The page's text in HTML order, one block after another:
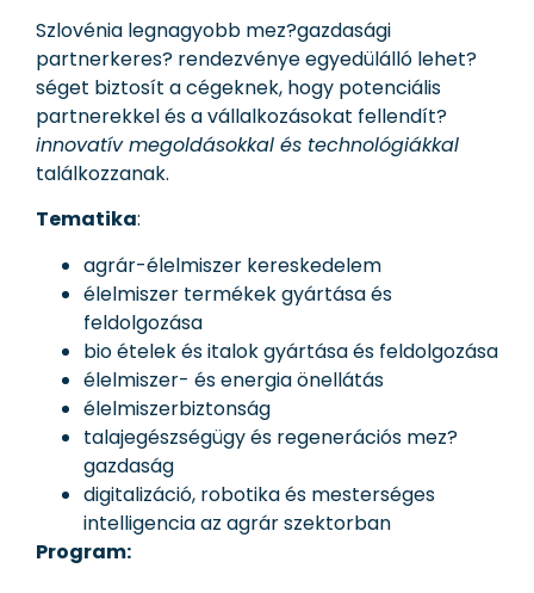
Szlovénia legnagyobb mez?gazdasági
partnerkeres? rendezvénye egyedülálló lehet?
séget biztosít a cégeknek, hogy potenciális
partnerekkel és a vállalkozásokat fellendít?
innovatív megoldásokkal és technológiákkal
találkozzanak.
Tematika:
agrár-élelmiszer kereskedelem
élelmiszer termékek gyártása és
feldolgozása
bio ételek és italok gyártása és feldolgozása
élelmiszer- és energia önellátás
élelmiszerbiztonság
talajegészségügy és regenerációs mez?
gazdaság
digitalizáció, robotika és mesterséges
intelligencia az agrár szektorban
Program: